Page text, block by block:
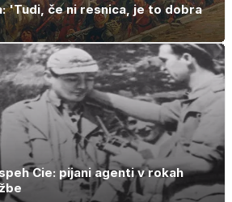
'Tudi, če ni resnica, je to dobra
Cie: pijani agenti v rokah